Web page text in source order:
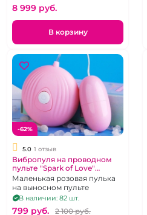
8 999 pуб.
В корзину
-62%
5.0 1 отзыв
Вибропуля на проводном
пульте "Spark of Love"
розовая
Маленькая розовая пулька
на выносном пульте
В наличии: 82 шт.
799 pуб. 2 100 pуб.